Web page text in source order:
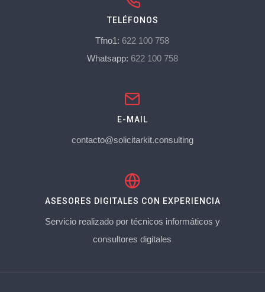
TELÉFONOS
Tfno1: 622 100 758
Whatsapp: 622 100 758
E-MAIL
contacto@solicitarkit.consulting
ASESORES DIGITALES CON EXPERIENCIA
Servicio realizado por técnicos informáticos y
consultores digitales